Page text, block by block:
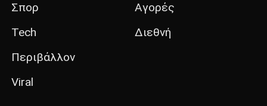
Σπορ
Tech
Περιβάλλον
Viral
Αγορές
Διεθνή